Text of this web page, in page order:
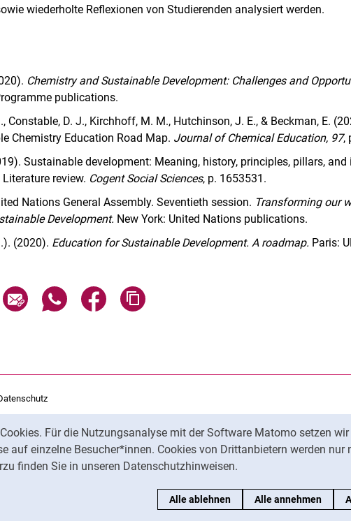
Für die Nutzungsanalyse mit der Software Matomo setzen wir
auf einzelne Besucher*innen. Cookies von Drittanbietern werden nur
finden Sie in unseren Datenschutzhinweisen.
Alle ablehnen Alle annehmen
wiederholte Reflexionen von Studierenden analysiert werden.
Chemistry and Sustainable Development: Challenges and
publications.
Constable, D. J., Kirchhoff, M. M., Hutchinson, J. E., & Beckman, E.
Chemistry Education Road Map. Journal of Chemical Education, 97,
Sustainable development: Meaning, history, principles, pillars,
review. Cogent Social Sciences, p. 1653531.
Nations General Assembly. Seventieth session. Transforming our
Development. New York: United Nations publications.
(2020). Education for Sustainable Development. A roadmap. Paris:
Seite über E-Mail teilen
Seite über WhatsApp teilen (externer Link, öffnet neues
Seite über Facebook teilen (externer Link, öffnet
KI-Einsatz